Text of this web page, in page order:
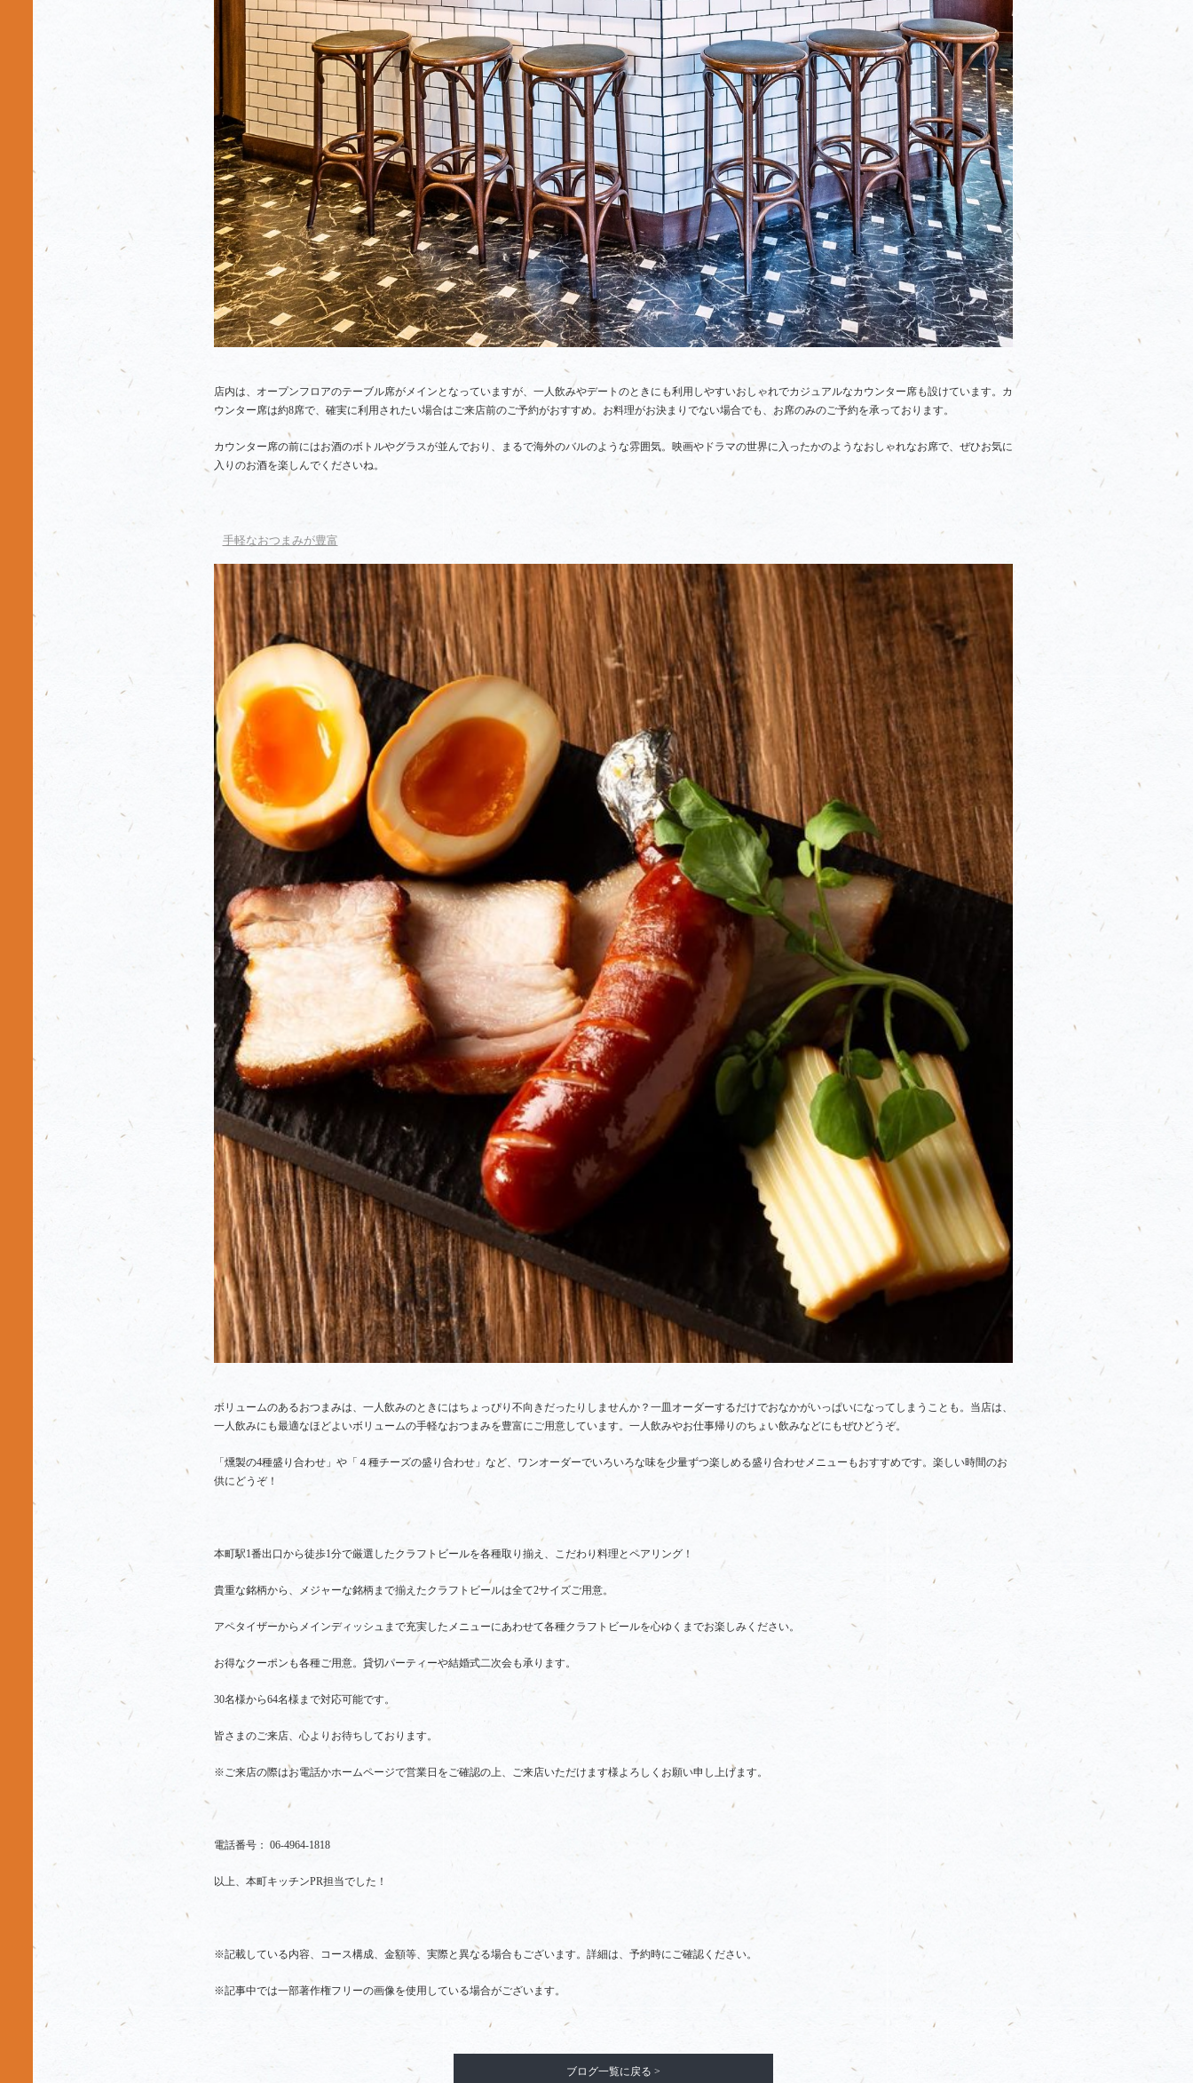
店内は、オープンフロアのテーブル席がメインとなっていますが、一人飲みやデートのときにも利用しやすいおしゃれでカジュアルなカウンター席も設けています。カ
ウンター席は約8席で、確実に利用されたい場合はご来店前のご予約がおすすめ。お料理がお決まりでない場合でも、お席のみのご予約を承っております。
カウンター席の前にはお酒のボトルやグラスが並んでおり、まるで海外のバルのような雰囲気。映画やドラマの世界に入ったかのようなおしゃれなお席で、ぜひお気に
入りのお酒を楽しんでくださいね。
手軽なおつまみが豊富
ボリュームのあるおつまみは、一人飲みのときにはちょっぴり不向きだったりしませんか？一皿オーダーするだけでおなかがいっぱいになってしまうことも。当店は、
一人飲みにも最適なほどよいボリュームの手軽なおつまみを豊富にご用意しています。一人飲みやお仕事帰りのちょい飲みなどにもぜひどうぞ。
「燻製の4種盛り合わせ」や「４種チーズの盛り合わせ」など、ワンオーダーでいろいろな味を少量ずつ楽しめる盛り合わせメニューもおすすめです。楽しい時間のお
供にどうぞ！
本町駅1番出口から徒歩1分で厳選したクラフトビールを各種取り揃え、こだわり料理とペアリング！
貴重な銘柄から、メジャーな銘柄まで揃えたクラフトビールは全て2サイズご用意。
アペタイザーからメインディッシュまで充実したメニューにあわせて各種クラフトビールを心ゆくまでお楽しみください。
お得なクーポンも各種ご用意。貸切パーティーや結婚式二次会も承ります。
30名様から64名様まで対応可能です。
皆さまのご来店、心よりお待ちしております。
※ご来店の際はお電話かホームページで営業日をご確認の上、ご来店いただけます様よろしくお願い申し上げます。
電話番号： 06-4964-1818
以上、本町キッチンPR担当でした！
※記載している内容、コース構成、金額等、実際と異なる場合もございます。詳細は、予約時にご確認ください。
※記事中では一部著作権フリーの画像を使用している場合がございます。
ブログ一覧に戻る >